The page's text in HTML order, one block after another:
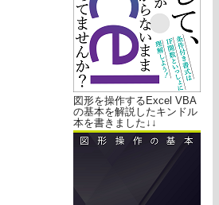
図形を操作するExcel VBA
の基本を解説したキンドル
本を書きました↓↓